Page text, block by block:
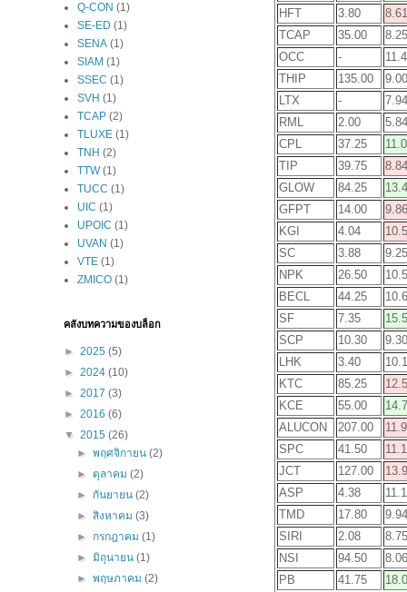
HFT
3.80
8.61
TCAP
35.00
8.25
OCC
-
THIP
135.00
9.00
LTX
-
7.94
RML
2.00
5.84
CPL
37.25
TIP
39.75
8.84
GLOW
84.25
GFPT
14.00
9.86
KGI
4.04
SC
3.88
9.25
NPK
26.50
BECL
44.25
SF
7.35
SCP
10.30
9.30
LHK
3.40
KTC
85.25
KCE
55.00
ALUCON
207.00
SPC
41.50
JCT
127.00
ASP
4.38
TMD
17.80
9.94
SIRI
2.08
8.75
NSI
94.50
8.06
PB
41.75
Q-CON (1)
SE-ED (1)
SENA (1)
SIAM (1)
SSEC (1)
SVH (1)
TCAP (2)
TLUXE (1)
TNH (2)
TTW (1)
TUCC (1)
UIC (1)
UPOIC (1)
UVAN (1)
VTE (1)
ZMICO (1)
คลังบทความของบล็อก
► 2025 (5)
► 2024 (10)
► 2017 (3)
► 2016 (6)
▼ 2015 (26)
►พฤศจิกายน(2)
►ตุลาคม(2)
► กันยายน(2)
►สิงหาคม(3)
► กรกฎาคม(1)
►มิถุนายน(1)
►พฤษภาคม(2)